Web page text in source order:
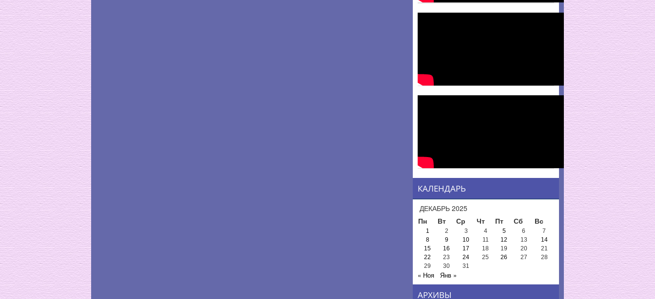
КАЛЕНДАРЬ
ДЕКАБРЬ 2025
Пн
Вт Ср Чт Пт Сб Вс
1 2 3 4 5 6
7
8
9 10 11 12 13
14
15
16 17 18 19 20
21
22
23 24 25 26 27
28
29
30 31
« Ноя Янв »
АРХИВЫ